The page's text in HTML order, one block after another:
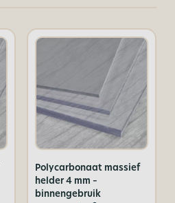
Polycarbonaat massief
helder 4 mm –
binnengebruik